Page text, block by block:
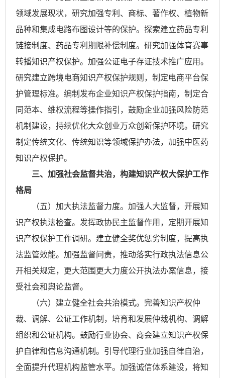
领域发展现状，研究加强专利、商标、著作权、植物新
品种和集成电路布图设计等的保护。探索建立药品专利
链接制度、药品专利期限补偿制度。研究加强体育赛事
转播知识产权保护。加强公证电子存证技术推广应用。
研究建立跨境电商知识产权保护规则，制定电商平台保
护管理标准。编制发布企业知识产权保护指南，制定合
同范本、维权流程等操作指引，鼓励企业加强风险防范
机制建设，持续优化大众创业万众创新保护环境。研究
制定传统文化、传统知识等领域保护办法，加强中医药
知识产权保护。
三、加强社会监督共治，构建知识产权大保护工作
格局
（五）加大执法监督力度。加强人大监督，开展知
识产权执法检查。发挥政协民主监督作用，定期开展知
识产权保护工作调研。建立健全奖优惩劣制度，提高执
法监管效能。加强监督问责，推动落实行政执法信息公
开相关规定，更大范围更大力度公开执法办案信息，接
受社会和舆论监督。
（六）建立健全社会共治模式。完善知识产权仲
裁、调解、公证工作机制，培育和发展仲裁机构、调解
组织和公证机构。鼓励行业协会、商会建立知识产权保
护自律和信息沟通机制。引导代理行业加强自律自治，
全面提升代理机构监管水平。加强诚信体系建设，将知